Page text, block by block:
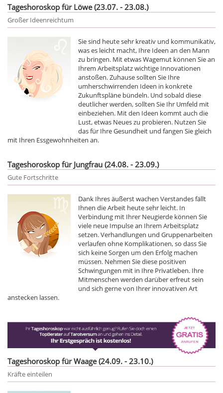
Tageshoroskop für Löwe (23.07. - 23.08.)
Großer Ideenreichtum
Sie sind heute sehr kreativ und kommunikativ,
was es leicht macht, Ihre Ideen an den Mann
zu bringen. Mit etwas Wagemut können Sie an
Ihrem Arbeitsplatz wichtige Innovationen
anstoßen. Zuhause sollten Sie Ihre
umherschwirrenden Ideen in konkrete
Zukunftspläne bündeln. Und sobald diese
deutlicher werden, sollten Sie Ihr Umfeld mit
einbeziehen. Mit den Ideen kommt auch die
Lust, etwas Neues zu probieren. Nutzen Sie
das für Ihre Gesundheit und fangen Sie gleich
mit Ihren Essgewohnheiten an.
Tageshoroskop für Jungfrau (24.08. - 23.09.)
Gute Fortschritte
Dank Ihres äußerst wachen Verstandes fällt
Ihnen die Arbeit heute sehr leicht. In
Verbindung mit Ihrer Neugierde können Sie
viele neue Impulse an Ihrem Arbeitsplatz
setzen. Verhandlungen und Gruppenarbeiten
verlaufen ohne Komplikationen, so dass Sie
sich keine Sorgen um den Erfolg machen
müssen. Nehmen Sie diese positiven
Schwingungen mit in Ihre Privatleben. Ihre
Mitmenschen werden darüber erfreut sein
und sich gerne von Ihrer innovativen Art
anstecken lassen.
Tageshoroskop für Waage (24.09. - 23.10.)
Kräfte einteilen